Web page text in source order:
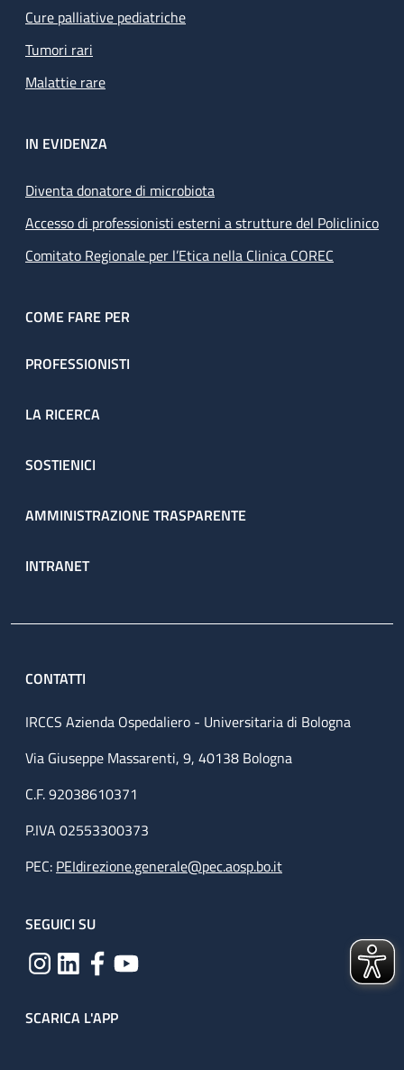
Cure palliative pediatriche
Tumori rari
Malattie rare
IN EVIDENZA
Diventa donatore di microbiota
Accesso di professionisti esterni a strutture del Policlinico
Comitato Regionale per l’Etica nella Clinica COREC
COME FARE PER
PROFESSIONISTI
LA RICERCA
SOSTIENICI
AMMINISTRAZIONE TRASPARENTE
INTRANET
CONTATTI
IRCCS Azienda Ospedaliero - Universitaria di Bologna
Via Giuseppe Massarenti, 9, 40138 Bologna
C.F. 92038610371
P.IVA 02553300373
PEC: PEIdirezione.generale@pec.aosp.bo.it
SEGUICI SU
SCARICA L'APP